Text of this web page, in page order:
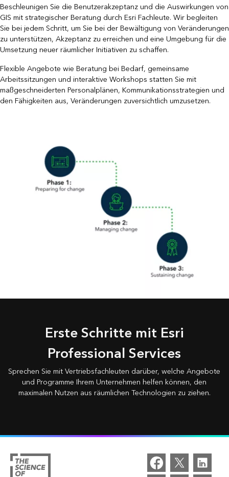
Beschleunigen Sie die Benutzerakzeptanz und die Auswirkungen von
GIS mit strategischer Beratung durch Esri Fachleute. Wir begleiten
Sie bei jedem Schritt, um Sie bei der Bewältigung von Veränderungen
zu unterstützen, Akzeptanz zu erreichen und eine Umgebung für die
Umsetzung neuer räumlicher Initiativen zu schaffen.
Flexible Angebote wie Beratung bei Bedarf, gemeinsame
Arbeitssitzungen und interaktive Workshops statten Sie mit
maßgeschneiderten Personalplänen, Kommunikationsstrategien und
den Fähigkeiten aus, Veränderungen zuversichtlich umzusetzen.
Erste Schritte mit Esri
Professional Services
Sprechen Sie mit Vertriebsfachleuten darüber, welche Angebote
und Programme Ihrem Unternehmen helfen können, den
maximalen Nutzen aus räumlichen Technologien zu ziehen.